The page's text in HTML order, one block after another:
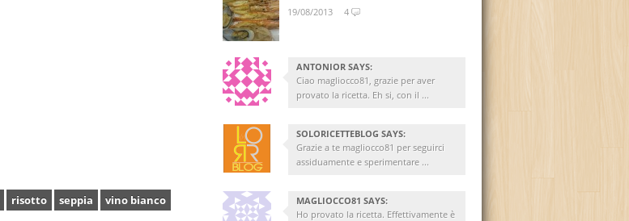
risotto seppia vino bianco
19/08/2013 4
ANTONIOR SAYS:
Ciao magliocco81, grazie per aver
provato la ricetta. Eh si, con il ...
SOLORICETTEBLOG SAYS:
Grazie a te magliocco81 per seguirci
assiduamente e sperimentare ...
MAGLIOCCO81 SAYS:
Ho provato la ricetta. Effettivamente è